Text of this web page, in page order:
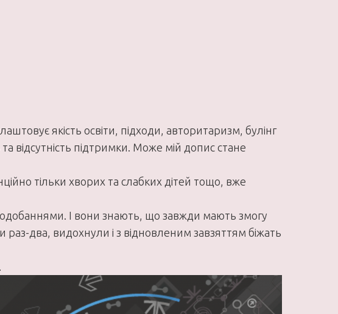
якість освіти, підходи, авторитаризм, булінг
відсутність підтримки. Може мій допис стане
тільки хворих та слабких дітей тощо, вже
І вони знають, що завжди мають змогу
два, видохнули і з відновленим завзяттям біжать